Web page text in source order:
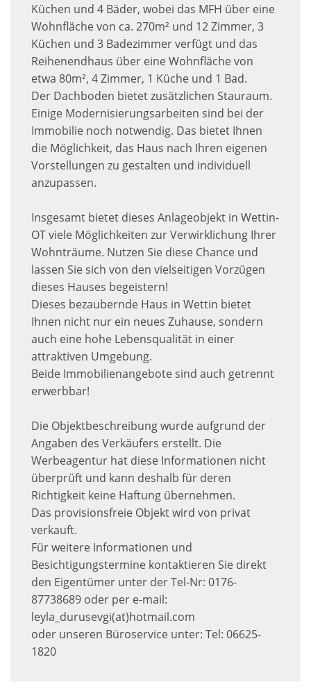
Küchen und 4 Bäder, wobei das MFH über eine
Wohnfläche von ca. 270m² und 12 Zimmer, 3
Küchen und 3 Badezimmer verfügt und das
Reihenendhaus über eine Wohnfläche von
etwa 80m², 4 Zimmer, 1 Küche und 1 Bad.
Der Dachboden bietet zusätzlichen Stauraum.
Einige Modernisierungsarbeiten sind bei der
Immobilie noch notwendig. Das bietet Ihnen
die Möglichkeit, das Haus nach Ihren eigenen
Vorstellungen zu gestalten und individuell
anzupassen.
Insgesamt bietet dieses Anlageobjekt in Wettin-
OT viele Möglichkeiten zur Verwirklichung Ihrer
Wohnträume. Nutzen Sie diese Chance und
lassen Sie sich von den vielseitigen Vorzügen
dieses Hauses begeistern!
Dieses bezaubernde Haus in Wettin bietet
Ihnen nicht nur ein neues Zuhause, sondern
auch eine hohe Lebensqualität in einer
attraktiven Umgebung.
Beide Immobilienangebote sind auch getrennt
erwerbbar!
Die Objektbeschreibung wurde aufgrund der
Angaben des Verkäufers erstellt. Die
Werbeagentur hat diese Informationen nicht
überprüft und kann deshalb für deren
Richtigkeit keine Haftung übernehmen.
Das provisionsfreie Objekt wird von privat
verkauft.
Für weitere Informationen und
Besichtigungstermine kontaktieren Sie direkt
den Eigentümer unter der Tel-Nr: 0176-
87738689 oder per e-mail:
leyla_durusevgi(at)hotmail.com
oder unseren Büroservice unter: Tel: 06625-
1820